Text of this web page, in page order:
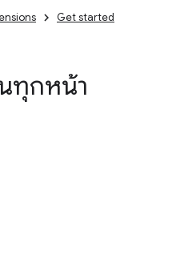
Get started
ทุกหน้า